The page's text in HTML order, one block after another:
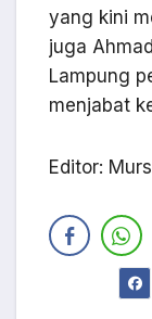
yang kini
juga
Lampung
menjabat
Editor: